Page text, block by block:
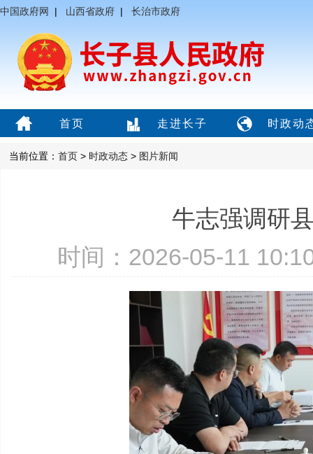
中国政府网 | 山西省政府 | 长治市政府
首页 走进长子 时政动
当前位置： 首页 > 时政动态 > 图片新闻
牛志强调研
时间：2026-05-11